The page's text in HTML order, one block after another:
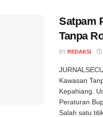
Satpam
Tanpa
BY REDAKSI
Kawasan
Kepahiang.
Peraturan
Salah satu